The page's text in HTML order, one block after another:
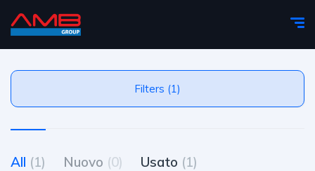
Filters (1)
All (1) Nuovo (0) Usato (1)